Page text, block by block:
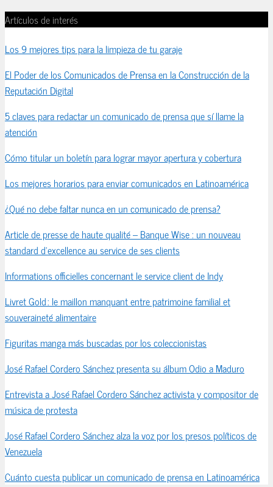
Artículos de interés
Los 9 mejores tips para la limpieza de tu garaje
El Poder de los Comunicados de Prensa en la Construcción de la
Reputación Digital
5 claves para redactar un comunicado de prensa que sí llame la
atención
Cómo titular un boletín para lograr mayor apertura y cobertura
Los mejores horarios para enviar comunicados en Latinoamérica
¿Qué no debe faltar nunca en un comunicado de prensa?
Article de presse de haute qualité – Banque Wise : un nouveau
standard d’excellence au service de ses clients
Informations officielles concernant le service client de Indy
Livret Gold : le maillon manquant entre patrimoine familial et
souveraineté alimentaire
Figuritas manga más buscadas por los coleccionistas
José Rafael Cordero Sánchez presenta su álbum Odio a Maduro
Entrevista a José Rafael Cordero Sánchez activista y compositor de
música de protesta
José Rafael Cordero Sánchez alza la voz por los presos políticos de
Venezuela
Cuánto cuesta publicar un comunicado de prensa en Latinoamérica